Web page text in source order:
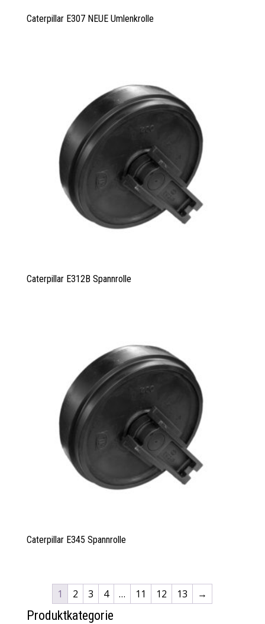
Caterpillar E307 NEUE Umlenkrolle
Caterpillar E312B Spannrolle
Caterpillar E345 Spannrolle
1 2 3 4 … 11 12 13 →
Produktkategorie